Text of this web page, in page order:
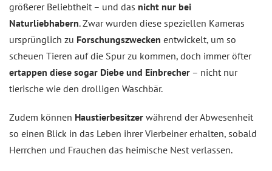
größerer Beliebtheit – und das nicht nur bei
Naturliebhabern. Zwar wurden diese speziellen Kameras
ursprünglich zu Forschungszwecken entwickelt, um so
scheuen Tieren auf die Spur zu kommen, doch immer öfter
ertappen diese sogar Diebe und Einbrecher – nicht nur
tierische wie den drolligen Waschbär.
Zudem können Haustierbesitzer während der Abwesenheit
so einen Blick in das Leben ihrer Vierbeiner erhalten, sobald
Herrchen und Frauchen das heimische Nest verlassen.